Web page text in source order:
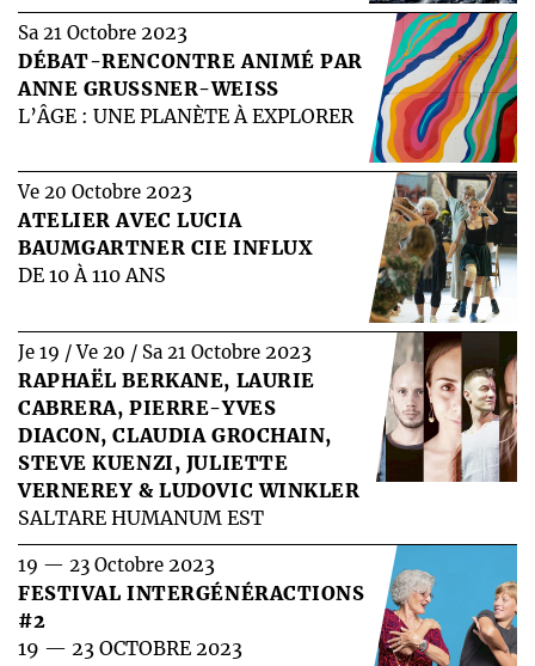
Sa 21 Octobre 2023
DÉBAT-RENCONTRE ANIMÉ PAR
ANNE GRUSSNER-WEISS
L’ÂGE : UNE PLANÈTE À EXPLORER
Ve 20 Octobre 2023
ATELIER AVEC LUCIA
BAUMGARTNER CIE INFLUX
DE 10 À 110 ANS
Je 19 / Ve 20 / Sa 21 Octobre 2023
RAPHAËL BERKANE, LAURIE
CABRERA, PIERRE-YVES
DIACON, CLAUDIA GROCHAIN,
STEVE KUENZI, JULIETTE
VERNEREY & LUDOVIC WINKLER
SALTARE HUMANUM EST
19 — 23 Octobre 2023
FESTIVAL INTERGÉNÉRACTIONS
#2
19 — 23 OCTOBRE 2023